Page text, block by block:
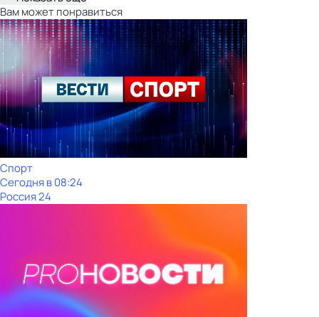
Вам может понравиться
Спорт
Сегодня в 08:24
Россия 24